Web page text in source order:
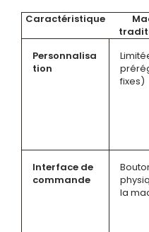
Caractéristique
Personnalisa
tion
fixes)
Interface de
commande
la